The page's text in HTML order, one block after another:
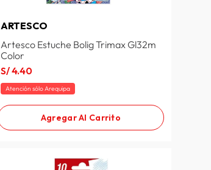
ARTESCO
Artesco Estuche Bolig Trimax Gl32m
Color
S/4.40
Atención sólo Arequipa
Agregar Al Carrito